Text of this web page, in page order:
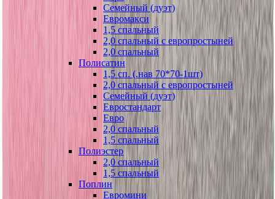
Семейный (дуэт)
Евромакси
1,5 спальный
2,0 спальный с европростыней
2,0 спальный
Полисатин
1,5 сп. (.нав 70*70-1шт)
2,0 спальный с европростыней
Семейный (дуэт)
Евростандарт
Евро
2,0 спальный
1,5 спальный
Полиэстер
2,0 спальный
1,5 спальный
Поплин
Евромини